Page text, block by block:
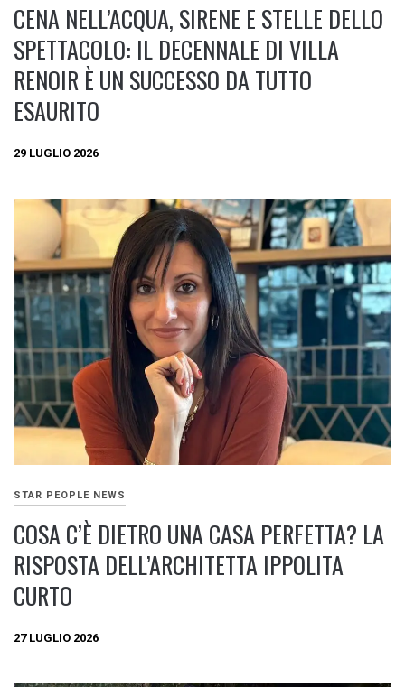
CENA NELL’ACQUA, SIRENE E STELLE DELLO
SPETTACOLO: IL DECENNALE DI VILLA
RENOIR È UN SUCCESSO DA TUTTO
ESAURITO
29 LUGLIO 2026
STAR PEOPLE NEWS
COSA C’È DIETRO UNA CASA PERFETTA? LA
RISPOSTA DELL’ARCHITETTA IPPOLITA
CURTO
27 LUGLIO 2026